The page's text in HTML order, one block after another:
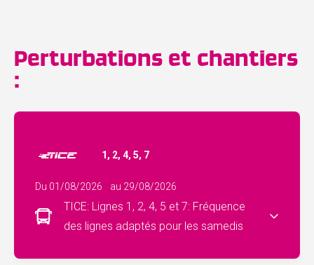
Perturbations et chantiers
:
1, 2, 4, 5, 7
Du 01/08/2026 au 29/08/2026
TICE: Lignes 1, 2, 4, 5 et 7: Fréquence
des lignes adaptés pour les samedis